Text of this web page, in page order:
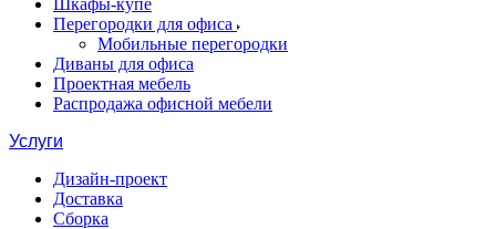
Шкафы-купе
Перегородки для офиса
Мобильные перегородки
Диваны для офиса
Проектная мебель
Распродажа офисной мебели
Услуги
Дизайн-проект
Доставка
Сборка